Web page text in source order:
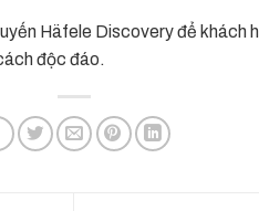
Häfele Discovery để khách
độc đáo.